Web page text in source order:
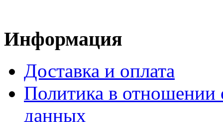
Информация
Доставка и оплата
Политика в отношении
данных